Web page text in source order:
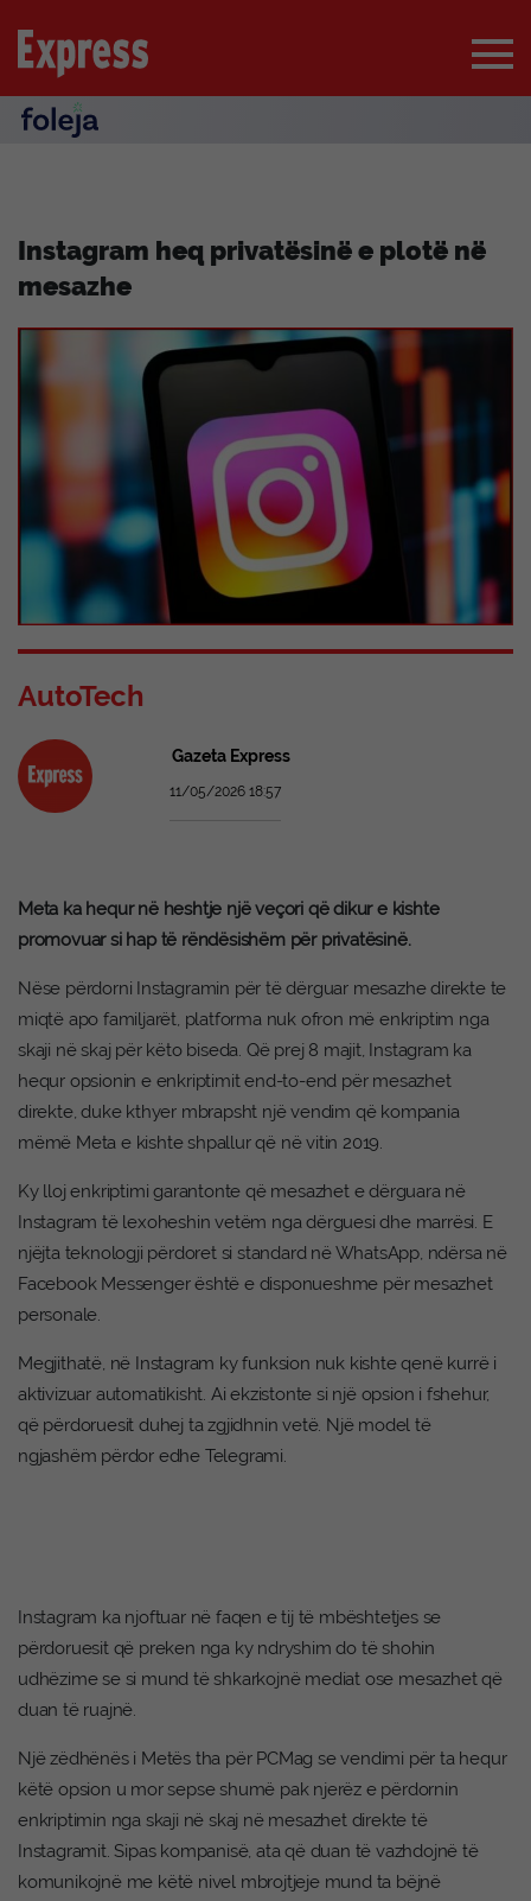
Instagram heq privatësinë e plotë në
mesazhe
AutoTech
Gazeta Express
11/05/2026 18:57
Meta ka hequr në heshtje një veçori që dikur e kishte
promovuar si hap të rëndësishëm për privatësinë.
Nëse përdorni Instagramin për të dërguar mesazhe direkte te
miqtë apo familjarët, platforma nuk ofron më enkriptim nga
skaji në skaj për këto biseda. Që prej 8 majit, Instagram ka
hequr opsionin e enkriptimit end-to-end për mesazhet
direkte, duke kthyer mbrapsht një vendim që kompania
mëmë Meta e kishte shpallur që në vitin 2019.
Ky lloj enkriptimi garantonte që mesazhet e dërguara në
Instagram të lexoheshin vetëm nga dërguesi dhe marrësi. E
njëjta teknologji përdoret si standard në WhatsApp, ndërsa në
Facebook Messenger është e disponueshme për mesazhet
personale.
Megjithatë, në Instagram ky funksion nuk kishte qenë kurrë i
aktivizuar automatikisht. Ai ekzistonte si një opsion i fshehur,
që përdoruesit duhej ta zgjidhnin vetë. Një model të
ngjashëm përdor edhe Telegrami.
Instagram ka njoftuar në faqen e tij të mbështetjes se
përdoruesit që preken nga ky ndryshim do të shohin
udhëzime se si mund të shkarkojnë mediat ose mesazhet që
duan të ruajnë.
Një zëdhënës i Metës tha për PCMag se vendimi për ta hequr
këtë opsion u mor sepse shumë pak njerëz e përdornin
enkriptimin nga skaji në skaj në mesazhet direkte të
Instagramit. Sipas kompanisë, ata që duan të vazhdojnë të
komunikojnë me këtë nivel mbrojtjeje mund ta bëjnë